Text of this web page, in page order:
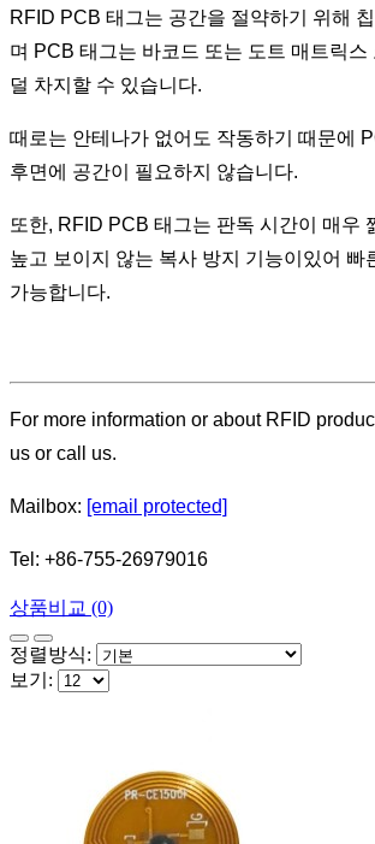
RFID PCB 태그는 공간을 절약하기 위해
며 PCB 태그는 바코드 또는 도트 매트릭스
덜 차지할 수 있습니다.
때로는 안테나가 없어도 작동하기 때문에
후면에 공간이 필요하지 않습니다.
또한, RFID PCB 태그는 판독 시간이 매우
높고 보이지 않는 복사 방지 기능이있어 빠
가능합니다.
For more information or about RFID
us or call us.
Mailbox: [email protected]
Tel: +86-755-26979016
상품비교 (0)
정렬방식:
보기: